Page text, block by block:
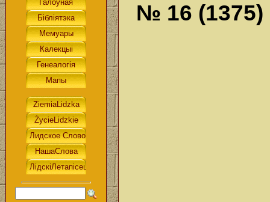
№ 16 (1375)